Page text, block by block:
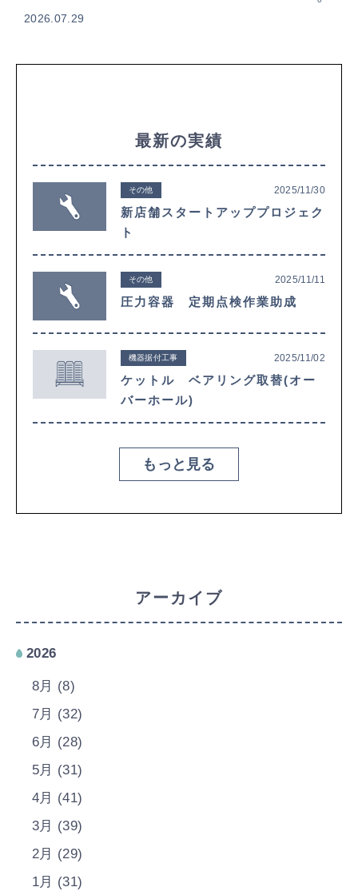
2026.07.29
最新の実績
その他 2025/11/30
新店舗スタートアッププロジェク
ト
その他 2025/11/11
圧力容器 定期点検作業助成
機器据付工事 2025/11/02
ケットル ベアリング取替(オー
バーホール)
もっと見る
アーカイブ
2026
8月 (8)
7月 (32)
6月 (28)
5月 (31)
4月 (41)
3月 (39)
2月 (29)
1月 (31)